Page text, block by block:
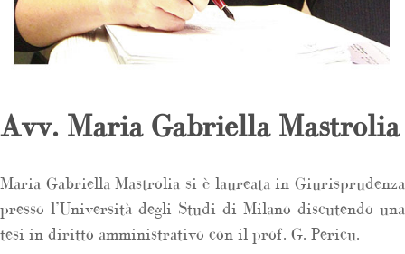
Avv. Maria Gabriella Mastrolia
Maria Gabriella Mastrolia si è laureata in Giurisprudenza
presso l’Università degli Studi di Milano discutendo una
tesi in diritto amministrativo con il prof. G. Pericu.